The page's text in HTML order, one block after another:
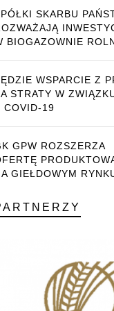
SKARBU
BIOGAZOWNIE
WSPARCIE Z
STRATY W
COVID-19
GPW ROZSZERZA
GIEŁDOWYM